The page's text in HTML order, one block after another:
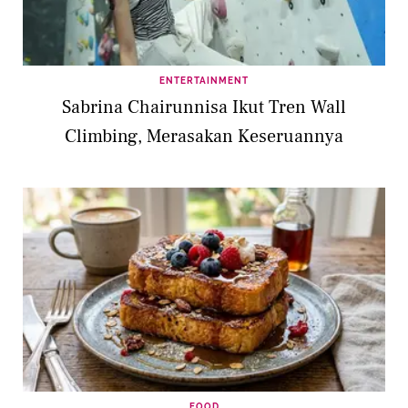
ENTERTAINMENT
Sabrina Chairunnisa Ikut Tren Wall
Climbing, Merasakan Keseruannya